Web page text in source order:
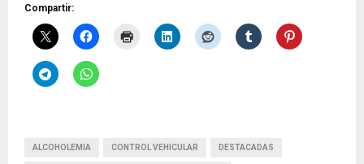
Compartir:
ALCOHOLEMIA CONTROL VEHICULAR DESTACADAS